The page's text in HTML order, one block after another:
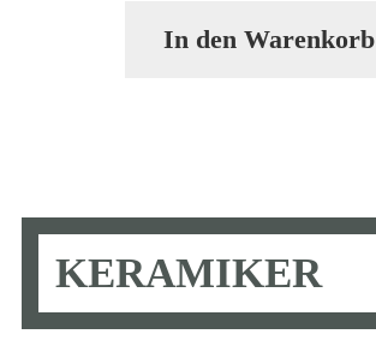
In den Warenkorb
KERAMIKER